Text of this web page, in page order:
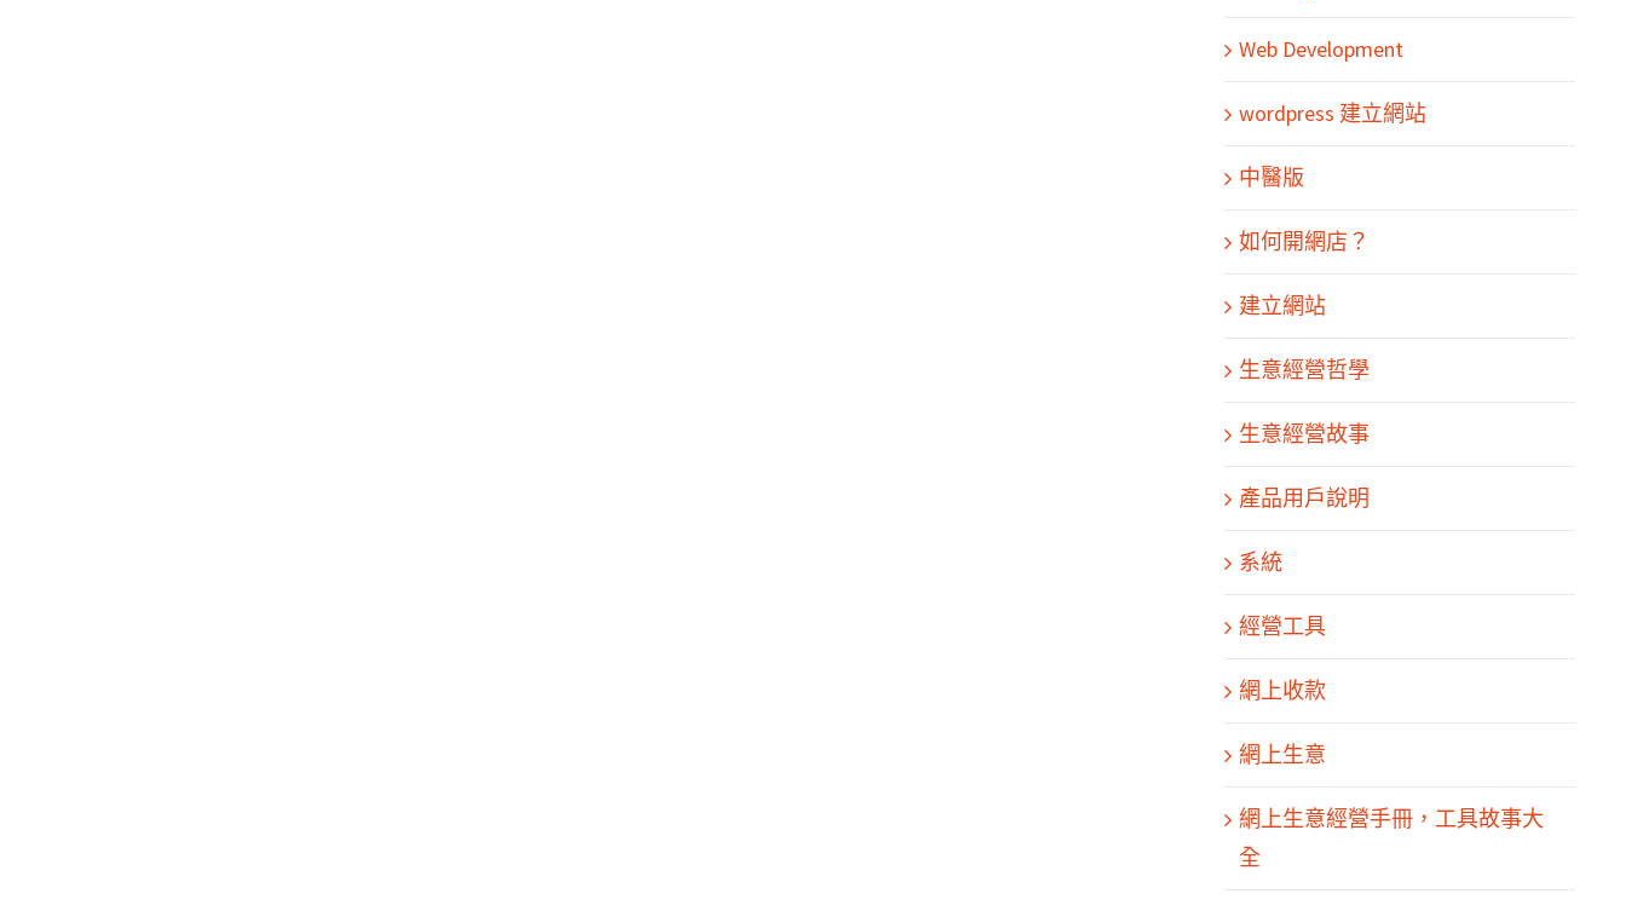
Web Development
wordpress 建立網站
中醫版
如何開網店？
建立網站
生意經營哲學
生意經營故事
產品用戶說明
系統
經營工具
網上收款
網上生意
網上生意經營手冊，工具故事大
全